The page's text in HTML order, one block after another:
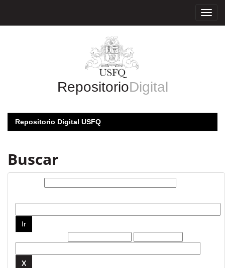
RepositorioDigital
Repositorio Digital USFQ
Buscar